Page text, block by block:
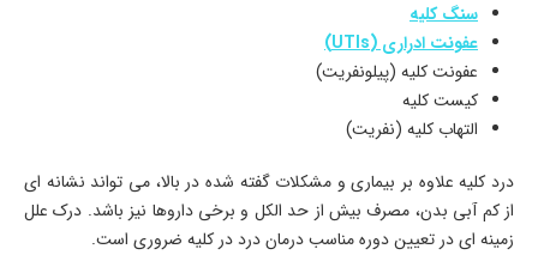
سنگ کلیه
عفونت ادراری (UTIs)
عفونت کلیه (پیلونفریت)
کیست کلیه
التهاب کلیه (نفریت)
درد کلیه علاوه بر بیماری و مشکلات گفته شده در بالا، می تواند نشانه ای
از کم آبی بدن، مصرف بیش از حد الکل و برخی داروها نیز باشد. درک علل
زمینه ای در تعیین دوره مناسب درمان درد در کلیه ضروری است.